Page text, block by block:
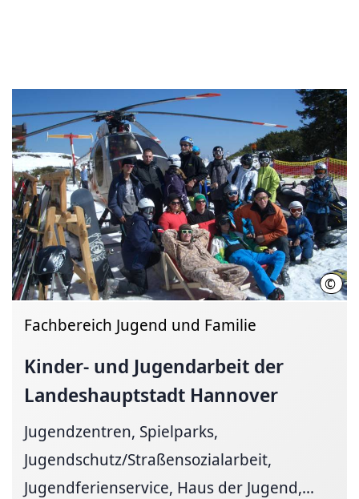
© LHH
Fachbereich Jugend und Familie
Kinder- und Jugendarbeit der
Landeshauptstadt Hannover
Jugendzentren, Spielparks,
Jugendschutz/Straßensozialarbeit,
Jugendferienservice, Haus der Jugend,...